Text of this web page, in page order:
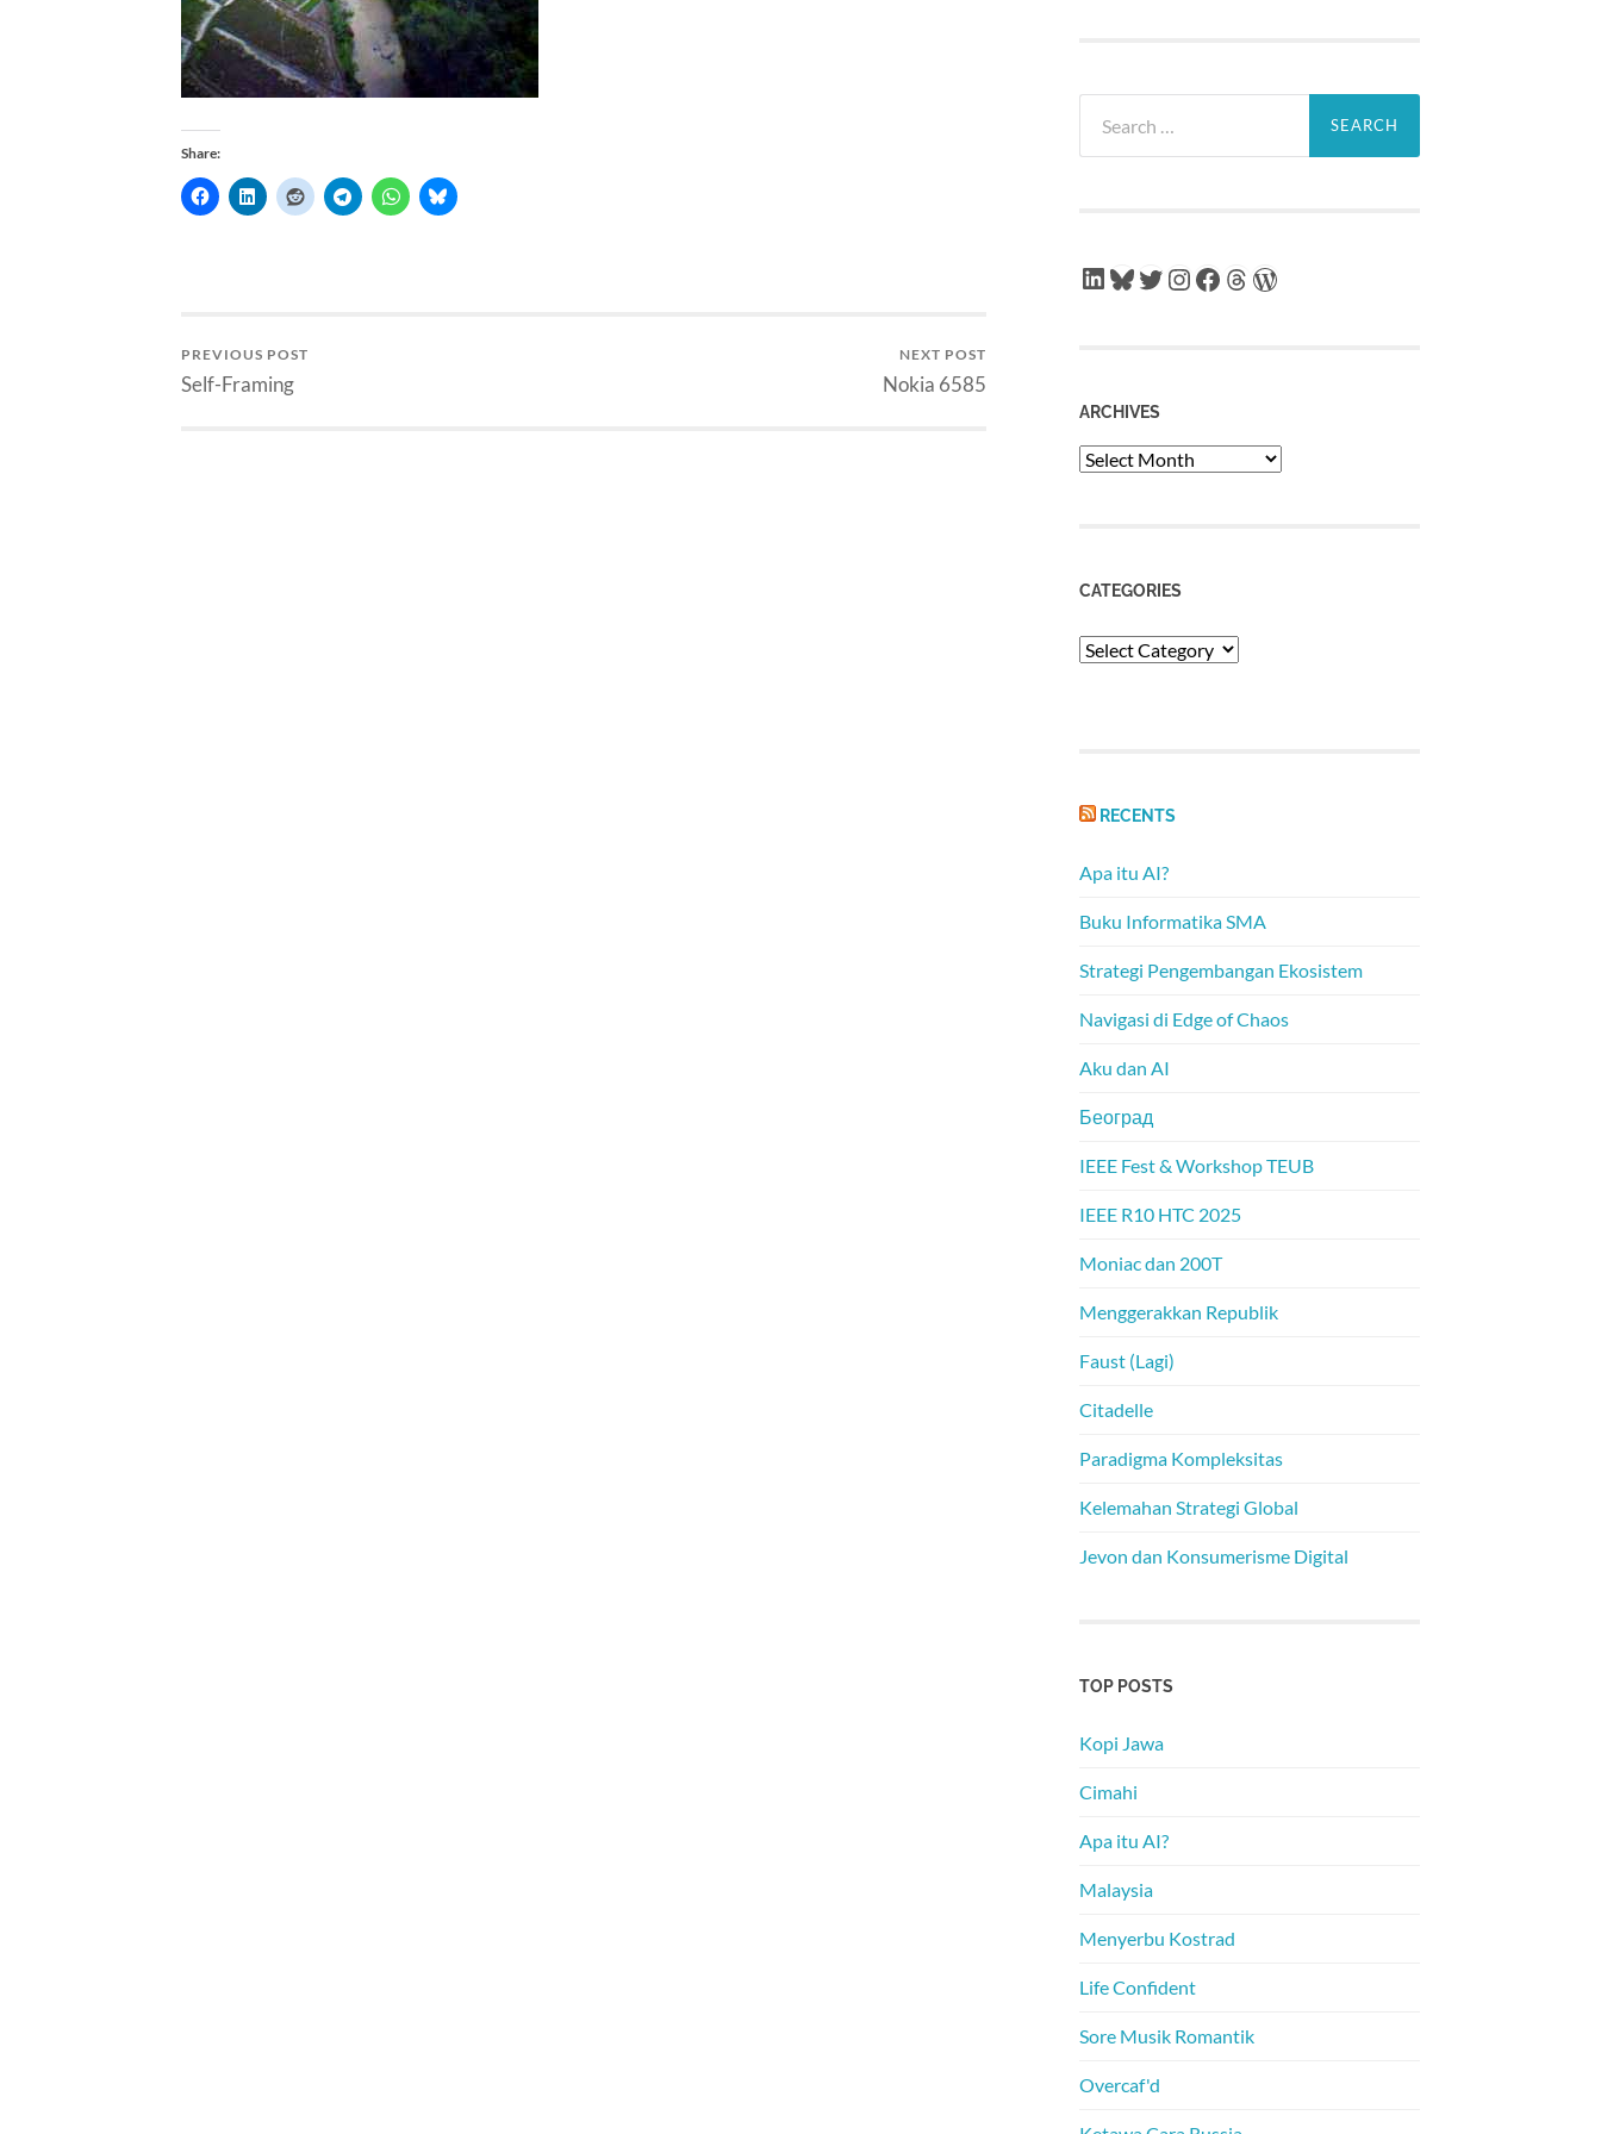
Share:
PREVIOUS POST
Self-Framing
NEXT POST
Nokia 6585
for:
LinkedIn
Bluesky
Twitter
Instagram
Facebook
Threads
WordPress
ARCHIVES
Archives
CATEGORIES
Categories
RECENTS
Apa itu AI?
Buku Informatika SMA
Strategi Pengembangan Ekosistem
Navigasi di Edge of Chaos
Aku dan AI
Београд
IEEE Fest & Workshop TEUB
IEEE R10 HTC 2025
Moniac dan 200T
Menggerakkan Republik
Faust (Lagi)
Citadelle
Paradigma Kompleksitas
Kelemahan Strategi Global
Jevon dan Konsumerisme Digital
TOP POSTS
Kopi Jawa
Cimahi
Apa itu AI?
Malaysia
Menyerbu Kostrad
Life Confident
Sore Musik Romantik
Overcaf'd